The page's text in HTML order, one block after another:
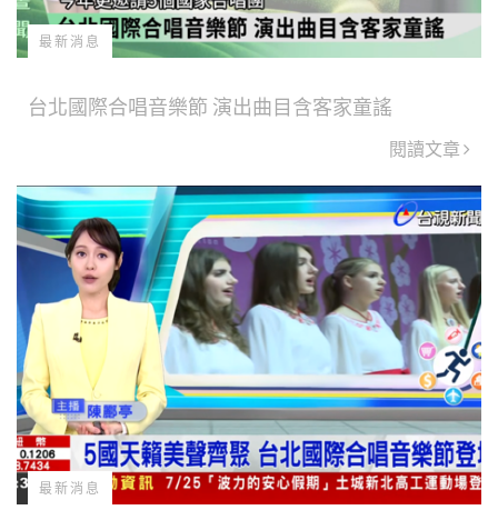
最新消息
台北國際合唱音樂節 演出曲目含客家童謠
閱讀文章
最新消息